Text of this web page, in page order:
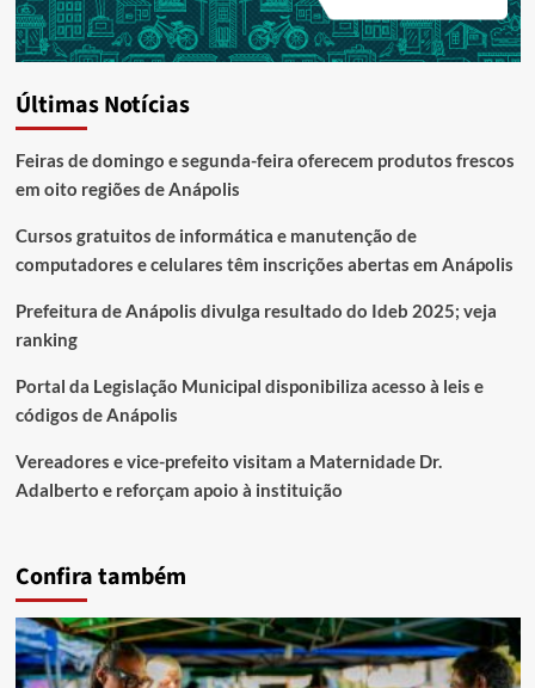
Últimas Notícias
Feiras de domingo e segunda-feira oferecem produtos frescos
em oito regiões de Anápolis
Cursos gratuitos de informática e manutenção de
computadores e celulares têm inscrições abertas em Anápolis
Prefeitura de Anápolis divulga resultado do Ideb 2025; veja
ranking
Portal da Legislação Municipal disponibiliza acesso à leis e
códigos de Anápolis
Vereadores e vice-prefeito visitam a Maternidade Dr.
Adalberto e reforçam apoio à instituição
Confira também